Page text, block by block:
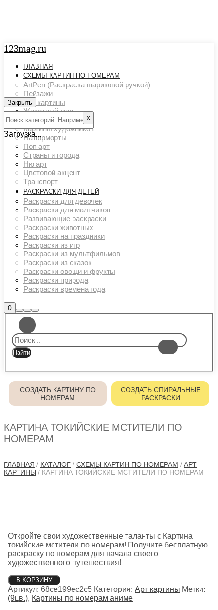
123mag.ru
ГЛАВНАЯ
СХЕМЫ КАРТИН ПО НОМЕРАМ
ArtPen (Раскраска шариковой ручкой)
Пейзажи
Арт картины
Животный мир
Люди
Картины художников
Натюрморты
Поп арт
Страны и города
Ню арт
Цветовой акцент
Транспорт
РАСКРАСКИ ДЛЯ ДЕТЕЙ
Раскраски для девочек
Раскраски для мальчиков
Развивающие раскраски
Раскраски животных
Раскраски на праздники
Раскраски из игр
Раскраски из мультфильмов
Раскраски из сказок
Раскраски овощи и фрукты
Раскраски природа
Раскраски времена года
0Боковая
панель
магазина
Найти
Больше
информации
Главное
меню
СОЗДАТЬ КАРТИНУ ПО
НОМЕРАМ
СОЗДАТЬ СПИРАЛЬНЫЕ
РАСКРАСКИ
КАРТИНА ТОКИЙСКИЕ МСТИТЕЛИ ПО
НОМЕРАМ
ГЛАВНАЯ / КАТАЛОГ / СХЕМЫ КАРТИН ПО НОМЕРАМ / АРТ
КАРТИНЫ / КАРТИНА ТОКИЙСКИЕ МСТИТЕЛИ ПО НОМЕРАМ
Откройте свои художественные таланты с Картина
токийские мстители по номерам! Получите бесплатную
раскраску по номерам для начала своего
художественного путешествия!
Количество
товара
Картина
токийские
В КОРЗИНУ
Артикул: 68ce199ec2c5 Категория: Арт картины Метки:
(9цв.), Картины по номерам аниме
Закрыть
х
Загрузка...